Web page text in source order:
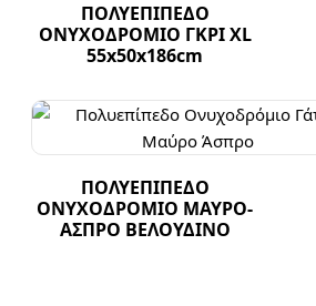
ΠΟΛΥΕΠΙΠΕΔΟ
ΟΝΥΧΟΔΡΟΜΙΟ ΓΚΡΙ XL
55x50x186cm
ΠΟΛΥΕΠΙΠΕΔΟ
ΟΝΥΧΟΔΡΟΜΙΟ ΜΑΥΡΟ-
ΑΣΠΡΟ ΒΕΛΟΥΔΙΝΟ